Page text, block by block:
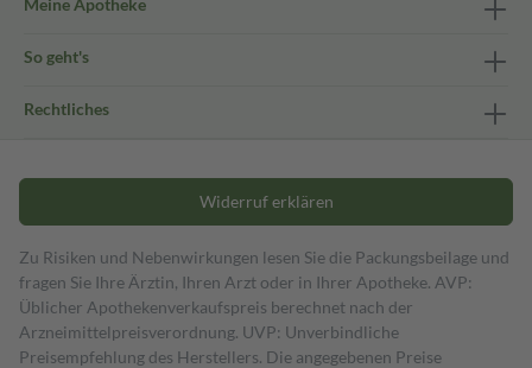
Meine Apotheke
So geht's
Rechtliches
Widerruf erklären
Zu Risiken und Nebenwirkungen lesen Sie die Packungsbeilage und
fragen Sie Ihre Ärztin, Ihren Arzt oder in Ihrer Apotheke. AVP:
Üblicher Apothekenverkaufspreis berechnet nach der
Arzneimittelpreisverordnung. UVP: Unverbindliche
Preisempfehlung des Herstellers. Die angegebenen Preise